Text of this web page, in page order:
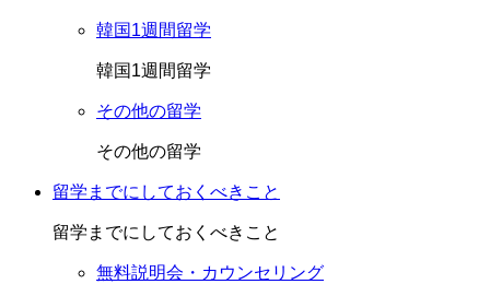
韓国1週間留学
韓国1週間留学
その他の留学
その他の留学
留学までにしておくべきこと
留学までにしておくべきこと
無料説明会・カウンセリング